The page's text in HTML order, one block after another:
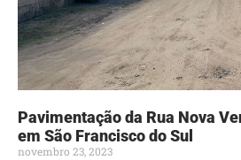
Pavimentação da Rua Nova
em São Francisco do Sul
novembro 23, 2023